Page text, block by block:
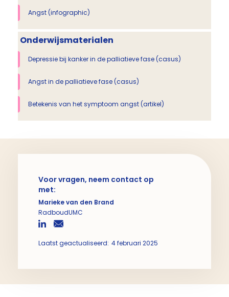
Angst (infographic)
Onderwijsmaterialen
Depressie bij kanker in de palliatieve fase (casus)
Angst in de palliatieve fase (casus)
Betekenis van het symptoom angst (artikel)
Voor vragen, neem contact op
met:
Marieke van den Brand
RadboudUMC
Laatst geactualiseerd: 4 februari 2025